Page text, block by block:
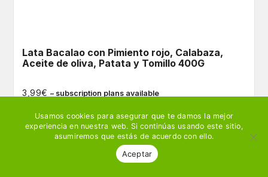
Lata Bacalao con Pimiento rojo, Calabaza,
Aceite de oliva, Patata y Tomillo 400G
3,99€ – subscription plans available
Ver producto 🛒 Añadir
Usamos cookies para asegurar que te damos la mejor
experiencia en nuestra web. Si continúas usando este sitio,
asumiremos que estás de acuerdo con ello.
Aceptar